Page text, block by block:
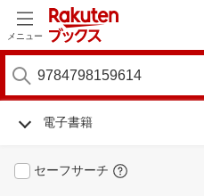
メニュー
電子書籍
セーフサーチ